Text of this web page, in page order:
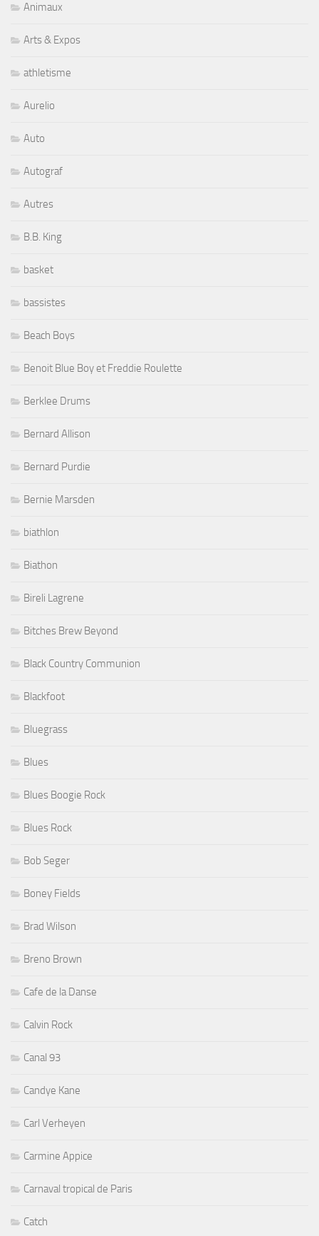
Animaux
Arts & Expos
athletisme
Aurelio
Auto
Autograf
Autres
B.B. King
basket
bassistes
Beach Boys
Benoit Blue Boy et Freddie Roulette
Berklee Drums
Bernard Allison
Bernard Purdie
Bernie Marsden
biathlon
Biathon
Bireli Lagrene
Bitches Brew Beyond
Black Country Communion
Blackfoot
Bluegrass
Blues
Blues Boogie Rock
Blues Rock
Bob Seger
Boney Fields
Brad Wilson
Breno Brown
Cafe de la Danse
Calvin Rock
Canal 93
Candye Kane
Carl Verheyen
Carmine Appice
Carnaval tropical de Paris
Catch